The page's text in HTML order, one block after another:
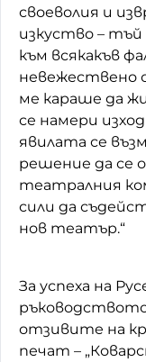
своеволия и
изкуство –
към всякакъв
невежествено
ме караше да
се намери
явилата се
решение да се
театралния
сили да
нов театър.“
За успеха на
отзивите на
печат –